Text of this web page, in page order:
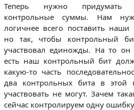
Теперь нужно придумать
контрольные суммы. Нам
логичнее всего поставить
но так, чтобы контрольный
участвовал единожды. На то
есть наш контрольный бит
какую-то часть
два контрольных бита в этой
участвовать не могут. Зачем
сейчас контролируем одну